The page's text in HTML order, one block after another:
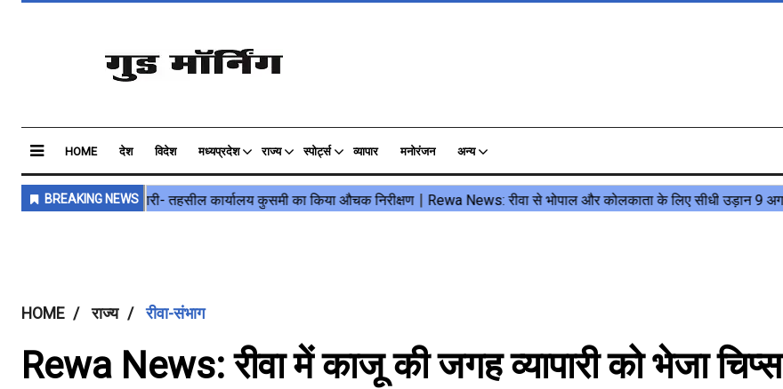
HOME देश विदेश मध्यप्रदेश राज्य स्पोर्ट्स व्यापार मनोरंजन अन्य
HOME राज्य रीवा-संभाग
Rewa News: रीवा में काजू की जगह व्यापारी को भेजा चिप्स